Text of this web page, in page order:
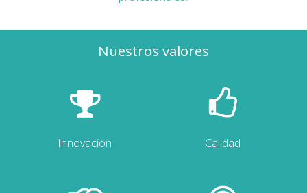
Nuestros valores
Innovación Calidad